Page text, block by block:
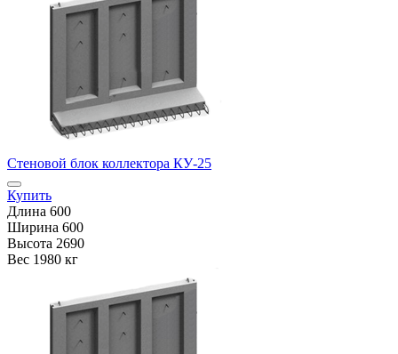
Стеновой блок коллектора КУ-25
Купить
Длина 600
Ширина 600
Высота 2690
Вес 1980 кг